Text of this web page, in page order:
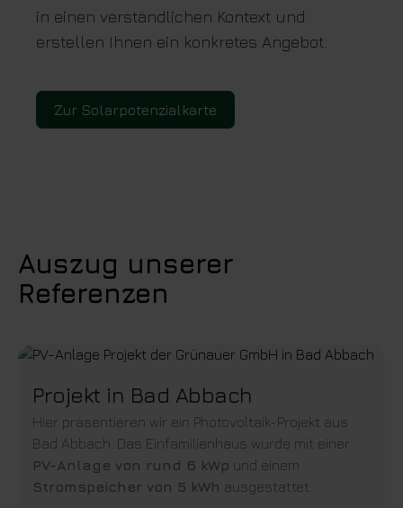
in einen verständlichen Kontext und
erstellen Ihnen ein konkretes Angebot.
Zur Solarpotenzialkarte
Auszug unserer
Referenzen
Projekt in Bad Abbach
Hier präsentieren wir ein Photovoltaik-Projekt aus
Bad Abbach. Das Einfamilienhaus wurde mit einer
PV-Anlage von rund 6 kWp und einem
Stromspeicher von 5 kWh ausgestattet.